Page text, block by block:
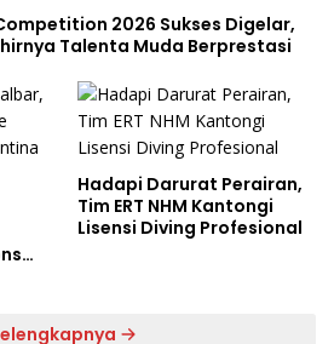
2026 Sukses Digelar,
Talenta Muda Berprestasi
Hadapi Darurat Perairan,
Tim ERT NHM Kantongi
Lisensi Diving Profesional